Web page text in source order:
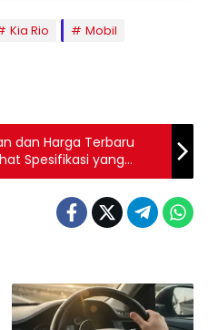
Kia Rio
Mobil
dan Harga Terbaru
Spesifikasi yang